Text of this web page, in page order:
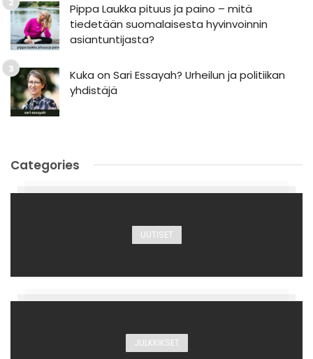
Pippa Laukka pituus ja paino – mitä
tiedetään suomalaisesta hyvinvoinnin
asiantuntijasta?
Kuka on Sari Essayah? Urheilun ja politiikan
yhdistäjä
Categories
UUTISET
JULKKIKSET